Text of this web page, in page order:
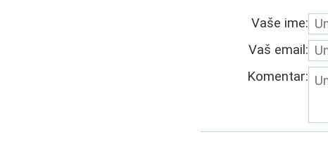
Vaše ime:
Vaš email:
Komentar: